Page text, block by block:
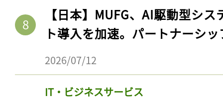
【日本】MUFG、AI駆動型シ
ト導入を加速。パートナーシ
2026/07/12
IT・ビジネスサービス